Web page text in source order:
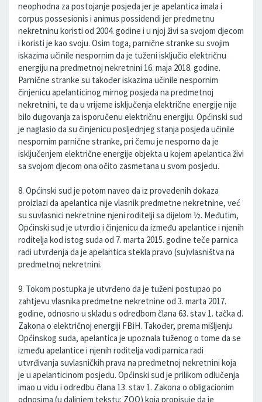
neophodna za postojanje posjeda jer je apelantica imala i
corpus possesionis i animus possidendi jer predmetnu
nekretninu koristi od 2004. godine i u njoj živi sa svojom djecom
i koristi je kao svoju. Osim toga, parnične stranke su svojim
iskazima učinile nespornim da je tuženi isključio električnu
energiju na predmetnoj nekretnini 16. maja 2018. godine.
Parnične stranke su također iskazima učinile nespornim
činjenicu apelanticinog mirnog posjeda na predmetnoj
nekretnini, te da u vrijeme isključenja električne energije nije
bilo dugovanja za isporučenu električnu energiju. Općinski sud
je naglasio da su činjenicu posljednjeg stanja posjeda učinile
nespornim parnične stranke, pri čemu je nesporno da je
isključenjem električne energije objekta u kojem apelantica živi
sa svojom djecom ona očito zasmetana u svom posjedu.
8. Općinski sud je potom naveo da iz provedenih dokaza
proizlazi da apelantica nije vlasnik predmetne nekretnine, već
su suvlasnici nekretnine njeni roditelji sa dijelom ½. Međutim,
Općinski sud je utvrdio i činjenicu da između apelantice i njenih
roditelja kod istog suda od 7. marta 2015. godine teče parnica
radi utvrđenja da je apelantica stekla pravo (su)vlasništva na
predmetnoj nekretnini.
9. Tokom postupka je utvrđeno da je tuženi postupao po
zahtjevu vlasnika predmetne nekretnine od 3. marta 2017.
godine, odnosno u skladu s odredbom člana 63. stav 1. tačka d.
Zakona o električnoj energiji FBiH. Također, prema mišljenju
Općinskog suda, apelantica je upoznala tuženog o tome da se
između apelantice i njenih roditelja vodi parnica radi
utvrđivanja suvlasničkih prava na predmetnoj nekretnini koja
je u apelanticinom posjedu. Općinski sud je prilikom odlučenja
imao u vidu i odredbu člana 13. stav 1. Zakona o obligacionim
odnosima (u daljnjem tekstu: ZOO) koja propisuje da je